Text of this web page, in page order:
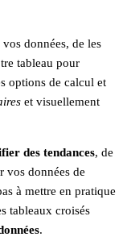
vos données, de les
tableau pour
options de calcul et
et visuellement
des tendances, de
vos données de
à mettre en pratique
tableaux croisés
.